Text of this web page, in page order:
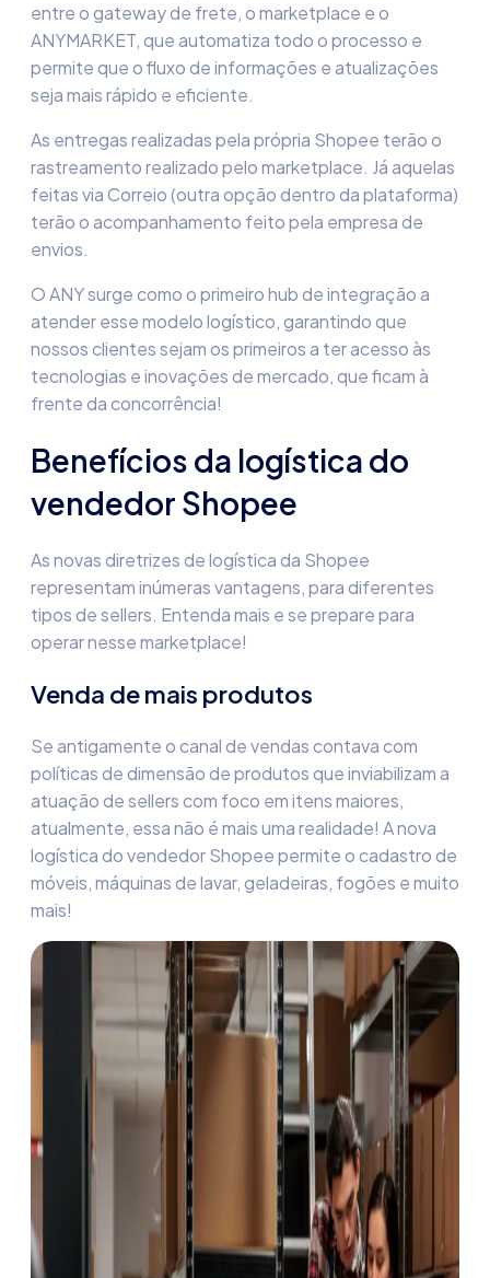
entre o gateway de frete, o marketplace e o
ANYMARKET, que automatiza todo o processo e
permite que o fluxo de informações e atualizações
seja mais rápido e eficiente.
As entregas realizadas pela própria Shopee terão o
rastreamento realizado pelo marketplace. Já aquelas
feitas via Correio (outra opção dentro da plataforma)
terão o acompanhamento feito pela empresa de
envios.
O ANY surge como o primeiro hub de integração a
atender esse modelo logístico, garantindo que
nossos clientes sejam os primeiros a ter acesso às
tecnologias e inovações de mercado, que ficam à
frente da concorrência!
Benefícios da logística do
vendedor Shopee
As novas diretrizes de logística da Shopee
representam inúmeras vantagens, para diferentes
tipos de sellers. Entenda mais e se prepare para
operar nesse marketplace!
Venda de mais produtos
Se antigamente o canal de vendas contava com
políticas de dimensão de produtos que inviabilizam a
atuação de sellers com foco em itens maiores,
atualmente, essa não é mais uma realidade! A nova
logística do vendedor Shopeepermite o cadastro de
móveis, máquinas de lavar, geladeiras, fogões e muito
mais!